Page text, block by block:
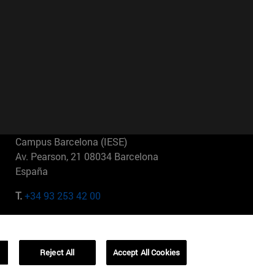
Campus Barcelona (IESE)
Av. Pearson, 21 08034 Barcelona
España
T.+34 93 253 42 00
01321001 Bela Vista Brasil
Reject All Accept All Cookies